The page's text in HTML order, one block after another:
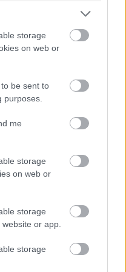
storage
on web or
be sent to
purposes.
me
storage
on web or
storage
or app.
storage
filmeket
egy könnyed
#joe carnahan
Mikkelsen